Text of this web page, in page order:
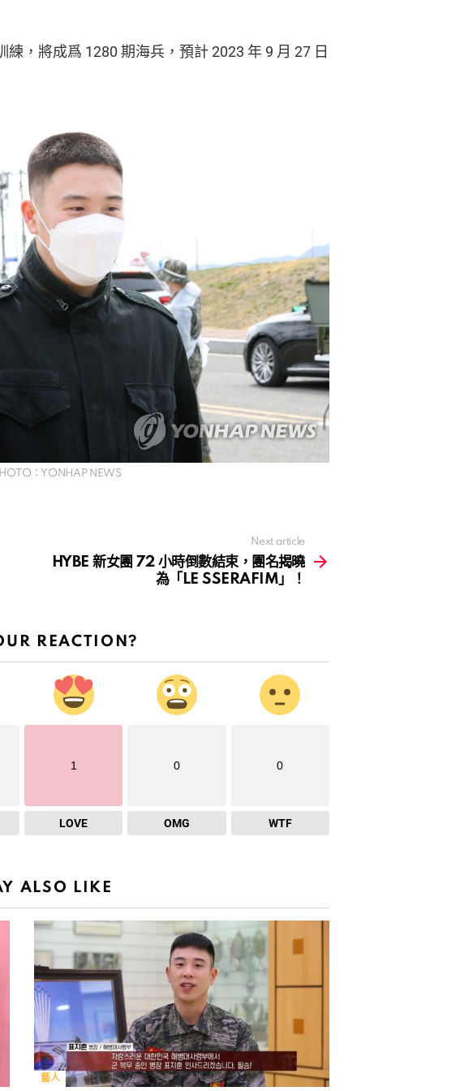
練，將成爲 1280 期海兵，預計 2023 年 9 月 27 日
：YONHAP NEWS
Next article
HYBE 新女團 72 小時倒數結束，團名揭曉
為「LE SSERAFIM」！
REACTION?
1
LOVE
0
OMG
0
WTF
ALSO LIKE
藝人